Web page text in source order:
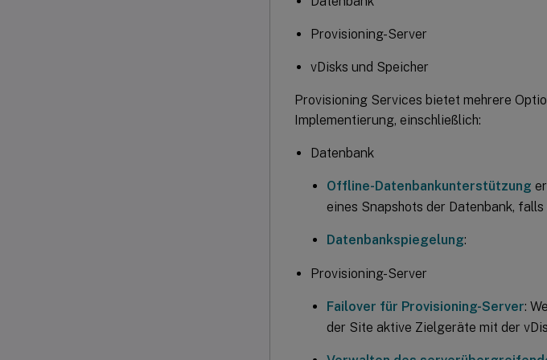
Provisioning-Server
vDisks und Speicher
Provisioning Services bietet mehrere
Implementierung, einschließlich:
Datenbank
Offline-Datenbankunterstützung
eines Snapshots der Datenbank,
Datenbankspiegelung:
Provisioning-Server
Failover für Provisioning-Server:
der Site aktive Zielgeräte mit der